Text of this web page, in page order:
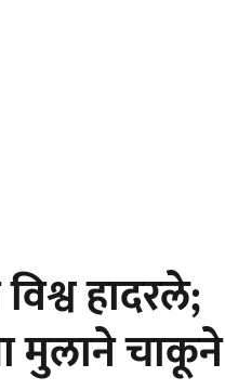
हादरले;
मुलाने चाकूने